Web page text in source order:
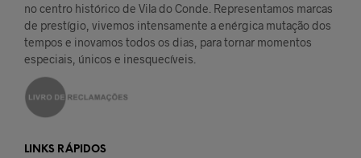
no centro histórico de Vila do Conde. Representamos marcas
de prestígio, vivemos intensamente a enérgica mutação dos
tempos e inovamos todos os dias, para tornar momentos
especiais, únicos e inesquecíveis.
LINKS RÁPIDOS